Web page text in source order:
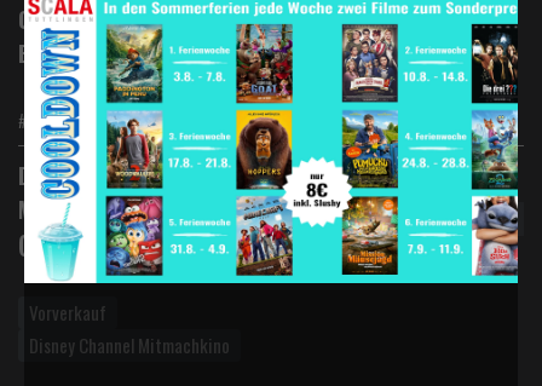
Chéri, ich komme! - Die
Erfindung der Lust
#Komödie
Digital 2D
Disney Channel
Mitmachparty
(September 2026)
Vorverkauf
Disney Channel Mitmachkino
Digital 2D